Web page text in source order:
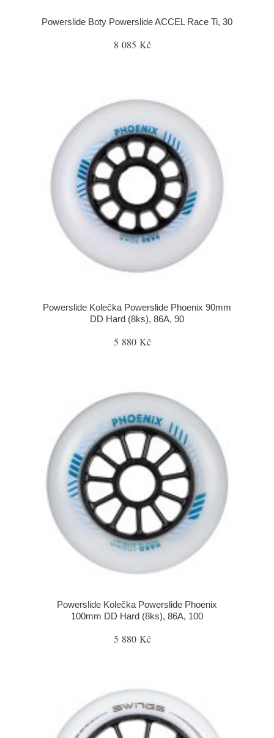
Powerslide Boty Powerslide ACCEL Race Ti, 30
8 085 Kč
Powerslide Kolečka Powerslide Phoenix 90mm
DD Hard (8ks), 86A, 90
5 880 Kč
Powerslide Kolečka Powerslide Phoenix
100mm DD Hard (8ks), 86A, 100
5 880 Kč